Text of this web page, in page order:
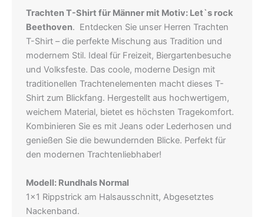
Trachten T-Shirt für Männer mit Motiv: Let`s rock
Beethoven. Entdecken Sie unser Herren Trachten
T-Shirt – die perfekte Mischung aus Tradition und
modernem Stil. Ideal für Freizeit, Biergartenbesuche
und Volksfeste. Das coole, moderne Design mit
traditionellen Trachtenelementen macht dieses T-
Shirt zum Blickfang. Hergestellt aus hochwertigem,
weichem Material, bietet es höchsten Tragekomfort.
Kombinieren Sie es mit Jeans oder Lederhosen und
genießen Sie die bewundernden Blicke. Perfekt für
den modernen Trachtenliebhaber!
Modell: Rundhals Normal
1×1 Rippstrick am Halsausschnitt, Abgesetztes
Nackenband.